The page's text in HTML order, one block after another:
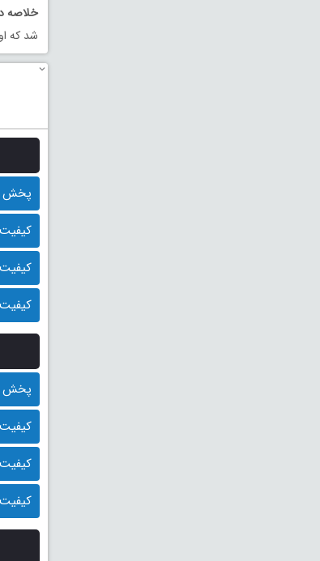
خلاصه
شد که
پخش
کیفیت 1080 (1.0 گیگابایت)
کیفیت 720 (600 مگابایت)
کیفیت 480 (400 مگابایت)
پخش
کیفیت 1080 (1.0 گیگابایت)
کیفیت 720 (600 مگابایت)
کیفیت 480 (400 مگابایت)